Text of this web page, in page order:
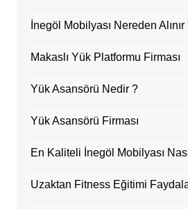
İnegöl Mobilyası Nereden Alınır
Makaslı Yük Platformu Firması
Yük Asansörü Nedir ?
Yük Asansörü Firması
En Kaliteli İnegöl Mobilyası
Uzaktan Fitness Eğitimi